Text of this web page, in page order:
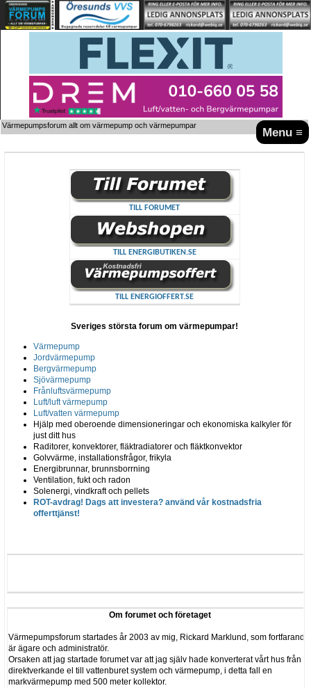
Menu ≡
Värmepumpsforum allt om värmepump och värmepumpar
TILL FORUMET
TILL ENERGIBUTIKEN.SE
TILL ENERGIOFFERT.SE
Sveriges största forum om värmepumpar!
Värmepump
Jordvärmepump
Bergvärmepump
Sjövärmepump
Frånluftsvärmepump
Luft/luft värmepump
Luft/vatten värmepump
Hjälp med oberoende dimensioneringar och ekonomiska kalkyler för
just ditt hus
Raditorer, konvektorer, fläktradiatorer och fläktkonvektor
Golvvärme, installationsfrågor, frikyla
Energibrunnar, brunnsborrning
Ventilation, fukt och radon
Solenergi, vindkraft och pellets
ROT-avdrag! Dags att investera? använd vår kostnadsfria
offerttjänst!
Om forumet och företaget
Värmepumpsforum startades år 2003 av mig, Rickard Marklund, som fortfarande
är ägare och administratör.
Orsaken att jag startade forumet var att jag själv hade konverterat vårt hus från
direktverkande el till vattenburet system och värmepump, i detta fall en
markvärmepump med 500 meter kollektor.